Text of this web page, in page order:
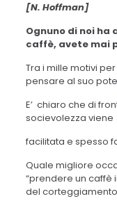
[N. Hoffman]
Ognuno di noi ha
caffè, avete mai
Tra i mille motivi
pensare al suo
E’ chiaro che di
socievolezza viene
facilitata e spesso
Quale migliore
“prendere un caffè
del